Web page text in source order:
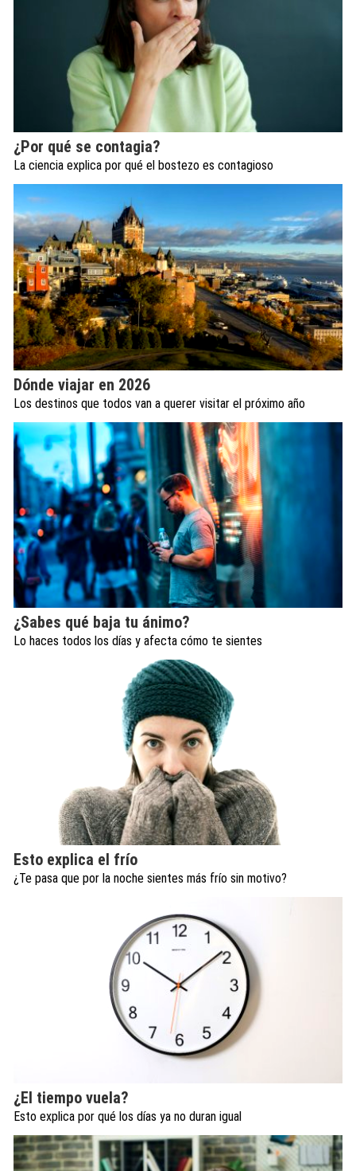
¿Por qué se contagia?
La ciencia explica por qué el bostezo es contagioso
Dónde viajar en 2026
Los destinos que todos van a querer visitar el próximo año
¿Sabes qué baja tu ánimo?
Lo haces todos los días y afecta cómo te sientes
Esto explica el frío
¿Te pasa que por la noche sientes más frío sin motivo?
¿El tiempo vuela?
Esto explica por qué los días ya no duran igual